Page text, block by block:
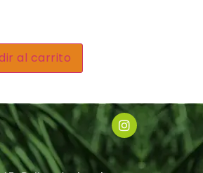
al carrito